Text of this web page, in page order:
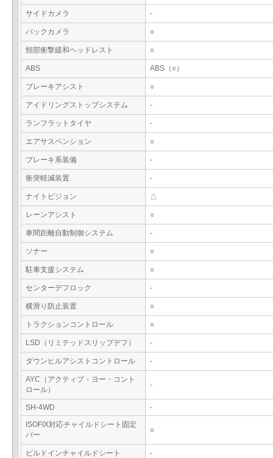
サイドカメラ -
バックカメラ ○
頸部衝撃緩和ヘッドレスト ○
ABS ABS（○）
ブレーキアシスト ○
アイドリングストップシステム -
ランフラットタイヤ -
エアサスペンション ○
ブレーキ系装備 -
衝突軽減装置 -
ナイトビジョン △
レーンアシスト ○
車間距離自動制御システム -
ソナー ○
駐車支援システム ○
センターデフロック -
横滑り防止装置 ○
トラクションコントロール ○
LSD（リミテッドスリップデフ） -
ダウンヒルアシストコントロール -
AYC（アクティブ・ヨー・コント
ロール）
-
SH-4WD
-
ISOFIX対応チャイルドシート固定
バー
○
ビルドインチャイルドシート -